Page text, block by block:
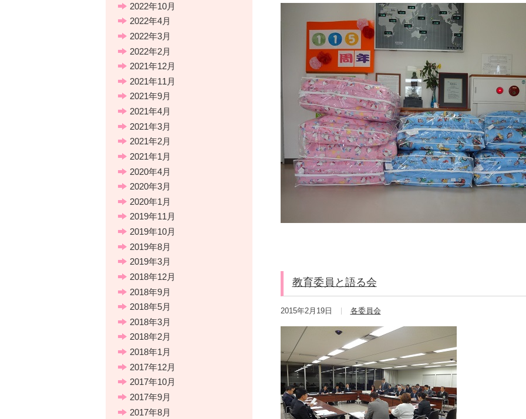
教育委員と語る会
2015年2月19日 各委員会
2022年10月
2022年4月
2022年3月
2022年2月
2021年12月
2021年11月
2021年9月
2021年4月
2021年3月
2021年2月
2021年1月
2020年4月
2020年3月
2020年1月
2019年11月
2019年10月
2019年8月
2019年3月
2018年12月
2018年9月
2018年5月
2018年3月
2018年2月
2018年1月
2017年12月
2017年10月
2017年9月
2017年8月